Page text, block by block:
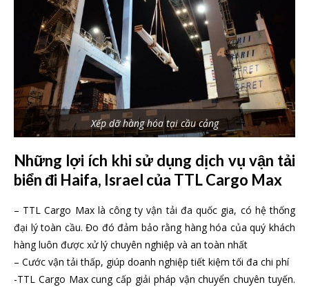
Xếp dỡ hàng hóa tại cầu cảng
Những lợi ích khi sử dụng dịch vụ vận tải
biển đi Haifa, Israel của TTL Cargo Max
– TTL Cargo Max là công ty vận tải đa quốc gia, có hệ thống
đại lý toàn cầu. Đo đó đảm bảo rằng hàng hóa của quý khách
hàng luôn được xử lý chuyên nghiệp và an toàn nhất
– Cước vận tải thấp, giúp doanh nghiệp tiết kiệm tối đa chi phí
-TTL Cargo Max cung cấp giải pháp vận chuyển chuyên tuyến.